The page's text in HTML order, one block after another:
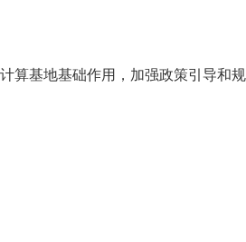
算基地基础作用，加强政策引导和